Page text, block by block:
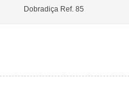
Dobradiça Ref. 85